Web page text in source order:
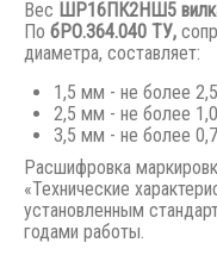
Вес ШР16ПК2НШ5
По бРО.364.040 ТУ,
диаметра, составляет:
1,5 мм - не более
2,5 мм - не более
3,5 мм - не более
Расшифровка
«Технические
установленным
годами работы.